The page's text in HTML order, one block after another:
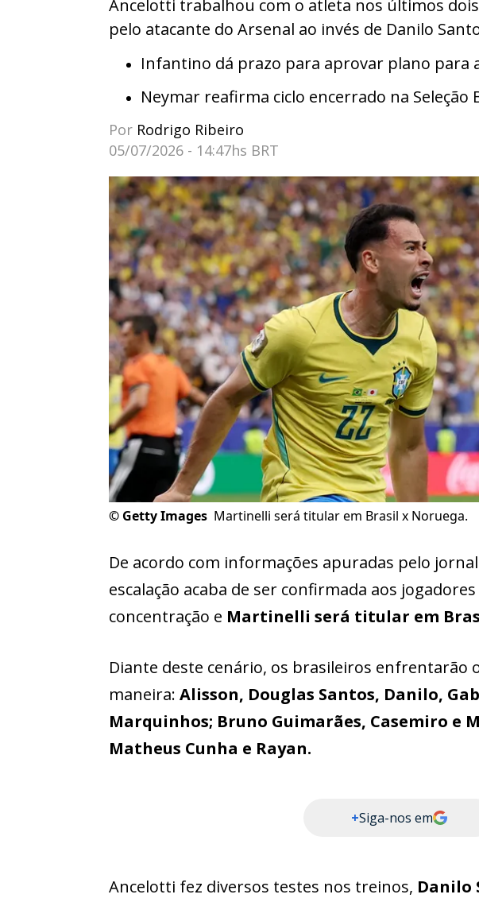
Ancelotti trabalhou com o atleta nos últimos
pelo atacante do Arsenal ao invés de Danilo
Infantino dá prazo para aprovar plano para
Neymar reafirma ciclo encerrado na Seleção
Por Rodrigo Ribeiro
05/07/2026 - 14:47hs BRT
© Getty Images Martinelli será titular em Brasil x Noruega.
De acordo com informações apuradas pelo
escalação acaba de ser confirmada aos
concentração e Martinelli será titular em
Diante deste cenário, os brasileiros enfrentarão
maneira: Alisson, Douglas Santos, Danilo,
Marquinhos; Bruno Guimarães, Casemiro e
Matheus Cunha e Rayan.
+Siga-nos em
Ancelotti fez diversos testes nos treinos, Danilo